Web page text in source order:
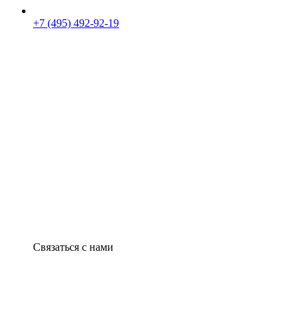
+7 (495) 492-92-19
Связаться с нами